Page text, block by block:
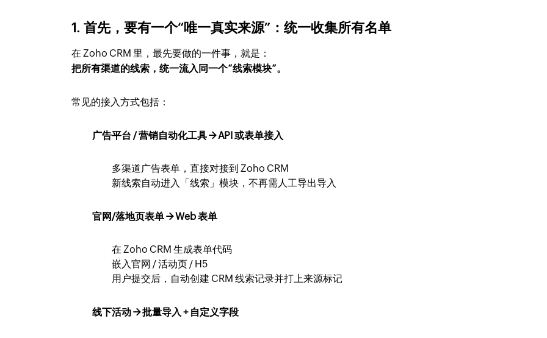
1. 首先，要有一个“唯一真实来源”：统一收集所有名单
在 Zoho CRM 里，最先要做的一件事，就是：
把所有渠道的线索，统一流入同一个“线索模块”。
常见的接入方式包括：
广告平台 / 营销自动化工具 → API 或表单接入
多渠道广告表单，直接对接到 Zoho CRM
新线索自动进入「线索」模块，不再需人工导出导入
官网/落地页表单 → Web 表单
在 Zoho CRM 生成表单代码
嵌入官网 / 活动页 / H5
用户提交后，自动创建 CRM 线索记录并打上来源标记
线下活动 → 批量导入 + 自定义字段